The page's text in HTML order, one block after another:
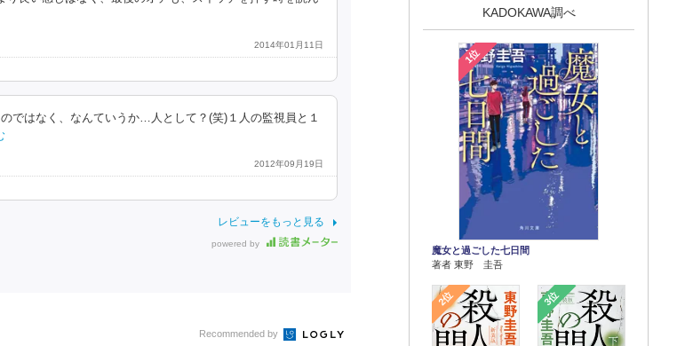
2014年01月11日
ではなく、なんていうか…人として？(笑)１人の監視員と１
2012年09月19日
レビューをもっと見る
powered by
KADOKAWA調べ
1位
魔女と過ごした七日間
著者 東野 圭吾
2位 3位
Recommended by